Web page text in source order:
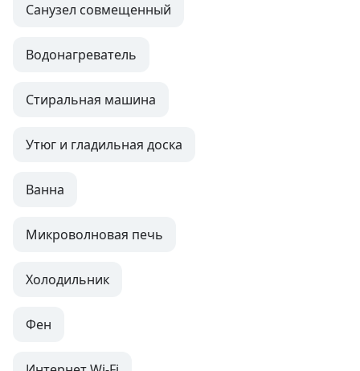
Санузел совмещенный
Водонагреватель
Стиральная машина
Утюг и гладильная доска
Ванна
Микроволновая печь
Холодильник
Фен